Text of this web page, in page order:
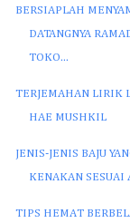
BERSIAPLAH
DATANGNYA
TOKO...
TERJEMAHAN LIRIK
HAE MUSHKIL
JENIS-JENIS BAJU
KENAKAN SESUAI
TIPS HEMAT